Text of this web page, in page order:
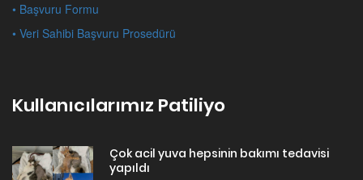
• Başvuru Formu
• Veri Sahibi Başvuru Prosedürü
Kullanıcılarımız Patiliyo
Çok acil yuva hepsinin bakımı tedavisi
yapıldı